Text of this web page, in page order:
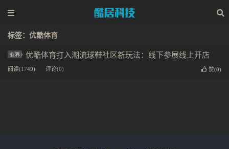
标签：优酷体育
业界 优酷体育打入潮流球鞋社区新玩法：线下参展线上开店
阅读(1749) 评论(0) 赞(0)